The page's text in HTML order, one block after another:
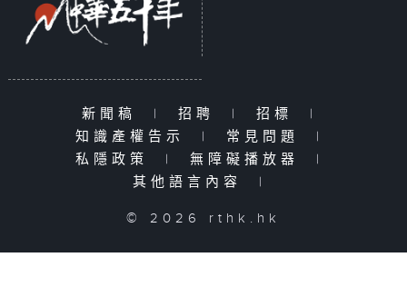
新聞稿 | 招聘 | 招標
|
知識產權告示
| 常見問題
|
私隱政策
| 無障礙播放器
|
其他語言內容
|
© 2026 rthk.hk